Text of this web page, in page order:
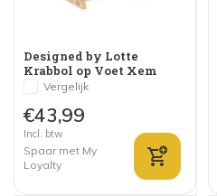
Designed by Lotte
Krabbol op Voet Xem
Vergelijk
€43,99
Incl. btw
Spaar met My
Loyalty